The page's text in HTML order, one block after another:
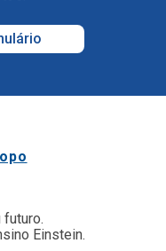
futuro.
Einstein.